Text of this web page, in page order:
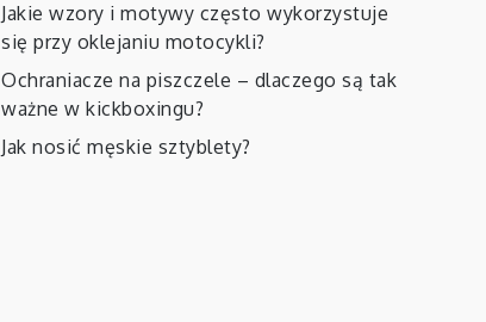
Jakie wzory i motywy często wykorzystuje
się przy oklejaniu motocykli?
Ochraniacze na piszczele – dlaczego są tak
ważne w kickboxingu?
Jak nosić męskie sztyblety?